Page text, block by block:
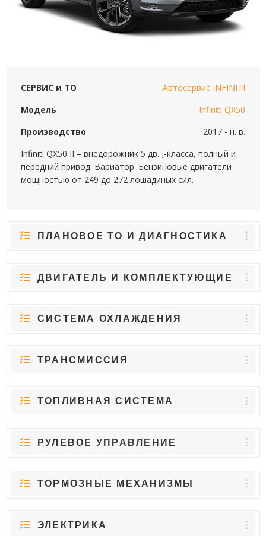
СЕРВИС и ТО
Автосервис INFINITI
Модель
Infiniti QX50
Производство
2017 - н. в.
Infiniti QX50 II – внедорожник 5 дв. J-класса, полный и
передний привод. Вариатор. Бензиновые двигатели
мощностью от 249 до 272 лошадиных сил.
ПЛАНОВОЕ ТО И ДИАГНОСТИКА
ДВИГАТЕЛЬ И КОМПЛЕКТУЮЩИЕ
СИСТЕМА ОХЛАЖДЕНИЯ
ТРАНСМИССИЯ
ТОПЛИВНАЯ СИСТЕМА
РУЛЕВОЕ УПРАВЛЕНИЕ
ТОРМОЗНЫЕ МЕХАНИЗМЫ
ЭЛЕКТРИКА